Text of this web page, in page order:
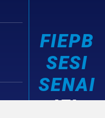
FIEPB
SESI
SENAI
IEL